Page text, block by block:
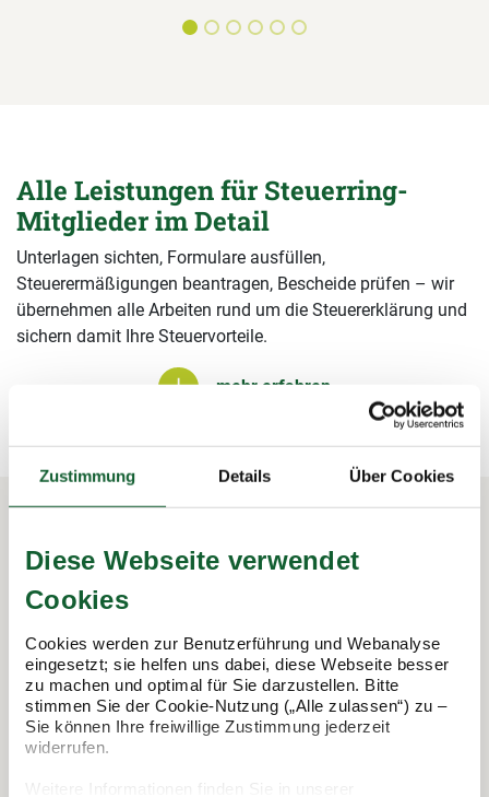
Zustimmung Details Über Cookies
Diese Webseite verwendet
Cookies
Cookies werden zur Benutzerführung und Webanalyse
eingesetzt; sie helfen uns dabei, diese Webseite besser
zu machen und optimal für Sie darzustellen. Bitte
stimmen Sie der Cookie-Nutzung („Alle zulassen“) zu –
Sie können Ihre freiwillige Zustimmung jederzeit
widerrufen.
Alle Leistungen für Steuerring-
Mitglieder im Detail
Unterlagen sichten, Formulare ausfüllen,
Steuerermäßigungen beantragen, Bescheide prüfen – wir
übernehmen alle Arbeiten rund um die Steuererklärung und
sichern damit Ihre Steuervorteile.
mehr erfahren
mehr erfahren
In 3 Schritten zur Steuererklärung.
So funktioniert's: